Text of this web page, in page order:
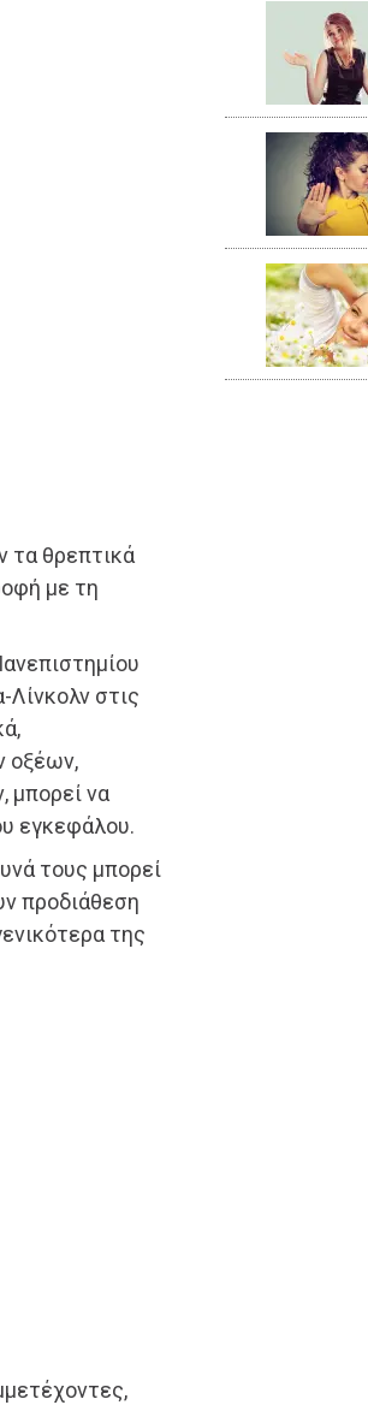
τα θρεπτικά
με τη
Λίνκολν στις
οξέων,
μπορεί να
εγκεφάλου.
τους μπορεί
προδιάθεση
της